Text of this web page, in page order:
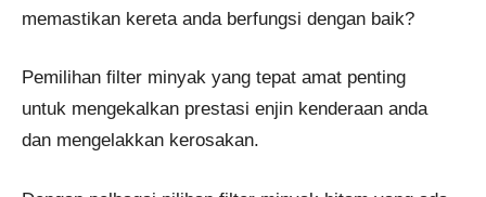
memastikan kereta anda berfungsi dengan baik?
Pemilihan filter minyak yang tepat amat penting
untuk mengekalkan prestasi enjin kenderaan anda
dan mengelakkan kerosakan.